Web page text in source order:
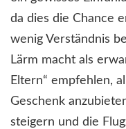
da dies die Chance
wenig Verständnis
Lärm macht als
Eltern“ empfehlen,
Geschenk
steigern und die